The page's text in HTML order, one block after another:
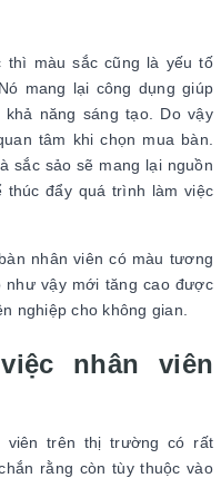
thì màu sắc cũng là yếu tố
mang lại công dụng giúp
năng sáng tạo. Do vậy
tâm khi chọn mua bàn.
sắc sảo sẽ mang lại nguồn
đẩy quá trình làm việc
nhân viên có màu tương
như vậy mới tăng cao được
nghiệp cho không gian.
nhân viên
viên trên thị trường có rất
rằng còn tùy thuộc vào